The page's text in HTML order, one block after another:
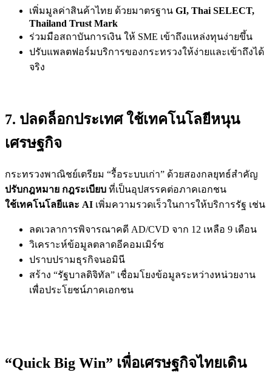
เพิ่มมูลค่าสินค้าไทย ด้วยมาตรฐาน GI, Thai SELECT,
Thailand Trust Mark
ร่วมมือสถาบันการเงิน ให้ SME เข้าถึงแหล่งทุนง่ายขึ้น
ปรับแพลตฟอร์มบริการของกระทรวงให้ง่ายและเข้าถึงได้
จริง
7. ปลดล็อกประเทศ ใช้เทคโนโลยีหนุน
เศรษฐกิจ
กระทรวงพาณิชย์เตรียม “รื้อระบบเก่า” ด้วยสองกลยุทธ์สำคัญ
ปรับกฎหมาย กฎระเบียบ ที่เป็นอุปสรรคต่อภาคเอกชน
ใช้เทคโนโลยีและ AI เพิ่มความรวดเร็วในการให้บริการรัฐ เช่น
ลดเวลาการพิจารณาคดี AD/CVD จาก 12 เหลือ 9 เดือน
วิเคราะห์ข้อมูลตลาดอีคอมเมิร์ซ
ปราบปรามธุรกิจนอมินี
สร้าง “รัฐบาลดิจิทัล” เชื่อมโยงข้อมูลระหว่างหน่วยงาน
เพื่อประโยชน์ภาคเอกชน
“Quick Big Win” เพื่อเศรษฐกิจไทยเดิน